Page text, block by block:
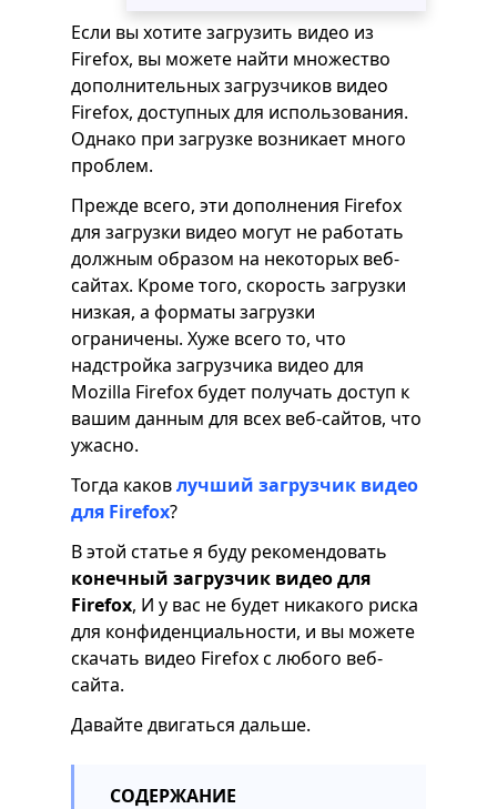
Если вы хотите загрузить видео из
Firefox, вы можете найти множество
дополнительных загрузчиков видео
Firefox, доступных для использования.
Однако при загрузке возникает много
проблем.
Прежде всего, эти дополнения Firefox
для загрузки видео могут не работать
должным образом на некоторых веб-
сайтах. Кроме того, скорость загрузки
низкая, а форматы загрузки
ограничены. Хуже всего то, что
надстройка загрузчика видео для
Mozilla Firefox будет получать доступ к
вашим данным для всех веб-сайтов, что
ужасно.
Тогда каковлучший загрузчик видео
для Firefox?
В этой статье я буду рекомендовать
конечный загрузчик видео для
Firefox, И у вас не будет никакого риска
для конфиденциальности, и вы можете
скачать видео Firefox с любого веб-
сайта.
Давайте двигаться дальше.
СОДЕРЖАНИЕ